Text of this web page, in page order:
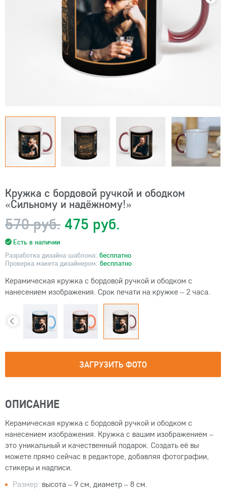
Кружка с бордовой ручкой и ободком
«Сильному и надёжному!»
570 руб. 475 руб.
Есть в наличии
Разработка дизайна шаблона: бесплатно
Проверка макета дизайнером: бесплатно
Керамическая кружка с бордовой ручкой и ободком с
нанесением изображения. Срок печати на кружке – 2 часа.
ЗАГРУЗИТЬ ФОТО
ОПИСАНИЕ
Керамическая кружка с бордовой ручкой и ободком с
нанесением изображения. Кружка с вашим изображением –
это уникальный и качественный подарок. Создать её вы
можете прямо сейчас в редакторе, добавляя фотографии,
стикеры и надписи.
Размер: высота – 9 см, диаметр – 8 см.